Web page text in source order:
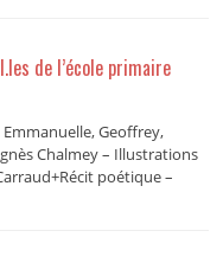
de l’école primaire
Emmanuelle, Geoffrey,
Chalmey – Illustrations
poétique –